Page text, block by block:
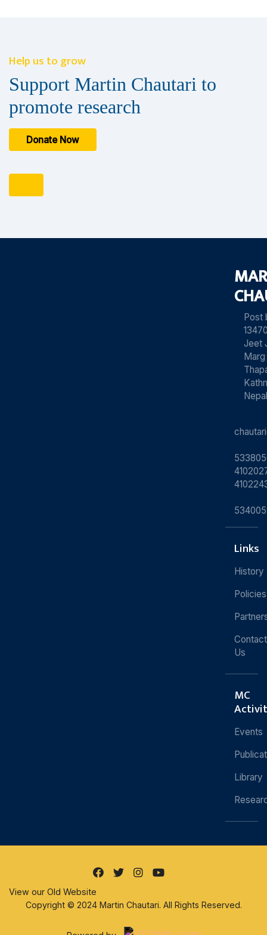
Help us to grow
Support Martin Chautari to
promote research
Donate Now
Post
Jeet
Marg
Nepal
Links
History
Policies
Contact
Us
MC
Events
Library
View our Old Website
Copyright © 2024 Martin Chautari. All Rights Reserved.